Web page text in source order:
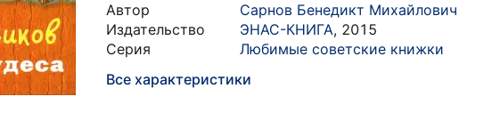
Автор
Сарнов Бенедикт Михайлович
Издательство
ЭНАС-КНИГА, 2015
Серия
Любимые советские книжки
Все характеристики